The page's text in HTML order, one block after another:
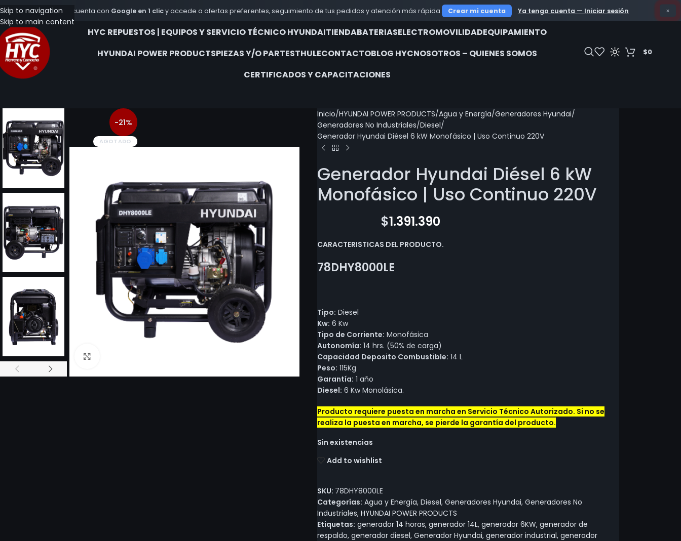
Crea tu cuenta con Google en 1 clicy accede a ofertas preferentes, seguimiento de tus pedidos y atención más rápida. Crear mi cuenta Ya tengo cuenta — Iniciar sesión ×
Skip to navigation
Skip to main content
OFERTAS
HYC REPUESTOS | EQUIPOS Y SERVICIO TÉCNICO HYUNDAITIENDABATERIASELECTROMOVILIDADEQUIPAMIENTO
HYUNDAI POWER PRODUCTSPIEZAS Y/O PARTESTHULECONTACTOBLOG HYCNOSOTROS – QUIENES SOMOS
CERTIFICADOS Y CAPACITACIONES
$0
-21%
AGOTADO
Inicio HYUNDAI POWER PRODUCTS Agua y Energía Generadores Hyundai
Generadores No Industriales Diesel
Generador Hyundai Diésel 6 kW Monofásico | Uso Continuo 220V
Generador Hyundai Diésel 6 kW
Monofásico | Uso Continuo 220V
$1.391.390
CARACTERISTICAS DEL PRODUCTO.
78DHY8000LE
Tipo: Diesel
Kw: 6 Kw
Tipo de Corriente: Monofásica
Autonomía: 14 hrs. (50% de carga)
Capacidad Deposito Combustible: 14 L
Peso: 115Kg
Garantía: 1 año
Diesel: 6 Kw Monolásica.
Producto requiere puesta en marcha en Servicio Técnico Autorizado. Si no se
realiza la puesta en marcha, se pierde la garantía del producto.
Sin existencias
Add to wishlist
SKU: 78DHY8000LE
Categorías: Agua y Energía, Diesel, Generadores Hyundai, Generadores No
Industriales, HYUNDAI POWER PRODUCTS
Etiquetas: generador 14 horas, generador 14L, generador 6KW, generador de
respaldo, generador diesel, Generador Hyundai, generador industrial, generador